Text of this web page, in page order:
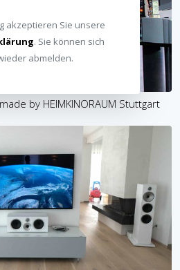
by HEIMKINORAUM Stuttgart
akzeptieren Sie unsere
. Sie können sich
abmelden.